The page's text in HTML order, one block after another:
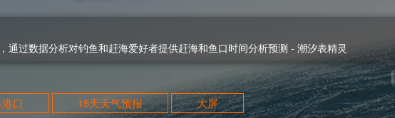
通过数据分析对钓鱼和赶海爱好者提供赶海和鱼口时间分析预测 - 潮汐表精灵
口 15天天气预报 大屏